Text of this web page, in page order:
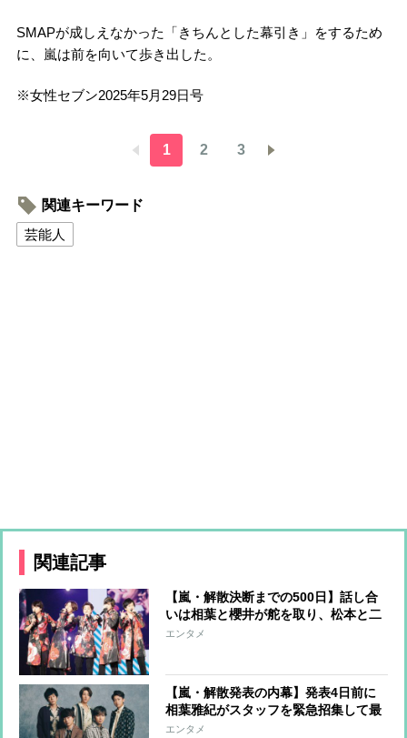
SMAPが成しえなかった「きちんとした幕引き」をするため
に、嵐は前を向いて歩き出した。
※女性セブン2025年5月29日号
1 2 3
関連キーワード
芸能人
関連記事
【嵐・解散決断までの500日】話し合
いは相葉と櫻井が舵を取り、松本と二
宮が衝突することも…ネックだった大
エンタメ
【嵐・解散発表の内幕】発表4日前に
相葉雅紀がスタッフを緊急招集して最
終確認 ライブ開催は2024年初頭に計
エンタメ